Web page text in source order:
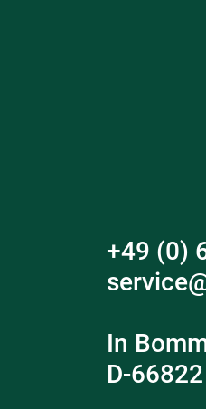
+49 (0)
In
D-